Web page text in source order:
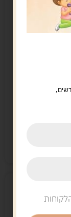
ליצירת
סבתא